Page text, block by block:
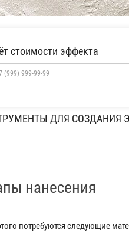
стоимости эффекта
ДЛЯ СОЗДАНИЯ
нанесения
потребуются следующие